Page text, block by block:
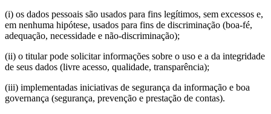
(i) os dados pessoais são usados para fins legítimos, sem excessos e,
em nenhuma hipótese, usados para fins de discriminação (boa-fé,
adequação, necessidade e não-discriminação);
(ii) o titular pode solicitar informações sobre o uso e a da integridade
de seus dados (livre acesso, qualidade, transparência);
(iii) implementadas iniciativas de segurança da informação e boa
governança (segurança, prevenção e prestação de contas).